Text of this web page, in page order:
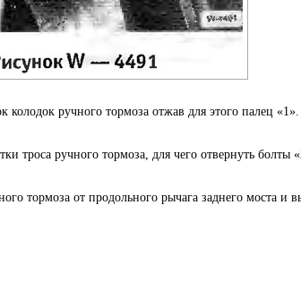
колодок ручного тормоза отжав для этого палец «1».
троса ручного тормоза, для чего отвернуть болты
тормоза от продольного рычага заднего моста и